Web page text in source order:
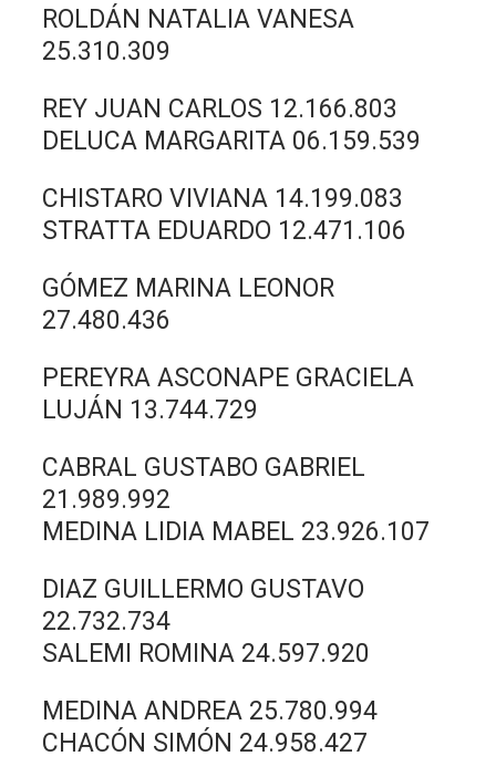
ROLDÁN NATALIA VANESA
25.310.309
REY JUAN CARLOS 12.166.803
DELUCA MARGARITA 06.159.539
CHISTARO VIVIANA 14.199.083
STRATTA EDUARDO 12.471.106
GÓMEZ MARINA LEONOR
27.480.436
PEREYRA ASCONAPE GRACIELA
LUJÁN 13.744.729
CABRAL GUSTABO GABRIEL
21.989.992
MEDINA LIDIA MABEL 23.926.107
DIAZ GUILLERMO GUSTAVO
22.732.734
SALEMI ROMINA 24.597.920
MEDINA ANDREA 25.780.994
CHACÓN SIMÓN 24.958.427